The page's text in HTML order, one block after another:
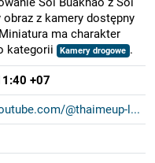
z kamery dostępny
ma charakter
kategorii
Kamery drogowe .
+07
@thaimeup-l...